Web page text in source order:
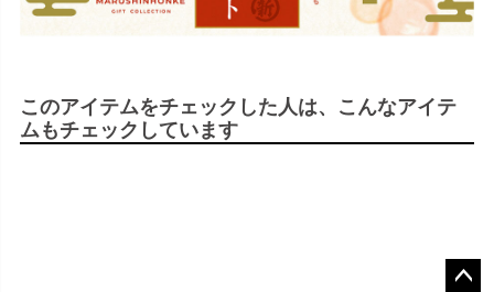
このアイテムをチェックした人は、こんなアイテ
ムもチェックしています